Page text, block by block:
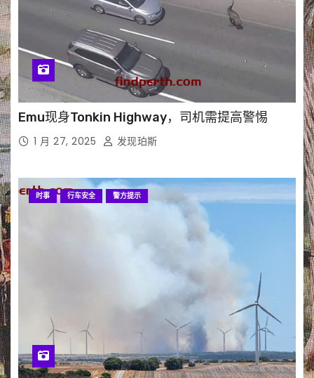
Emu现身Tonkin Highway，司机需提高警惕
1 月 27, 2025 发现珀斯
时事 行车安全 警方提示